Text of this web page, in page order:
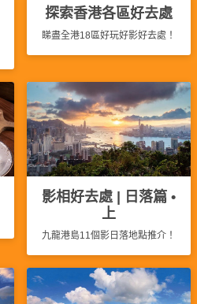
探索香港各區好去處
睇盡全港18區好玩好影好去處！
影相好去處 | 日落篇 •
上
九龍港島11個影日落地點推介！